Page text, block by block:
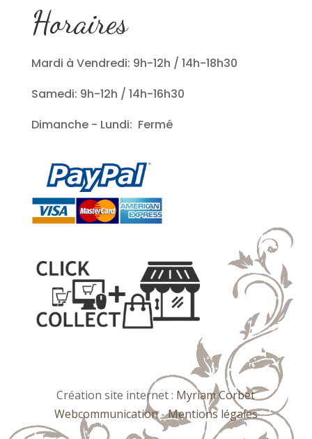
Horaires
Mardi à Vendredi: 9h-12h / 14h-18h30
Samedi: 9h-12h / 14h-16h30
Dimanche - Lundi: Fermé
Création site internet : Myriam Corbet
Webcommunication-Mentions légales